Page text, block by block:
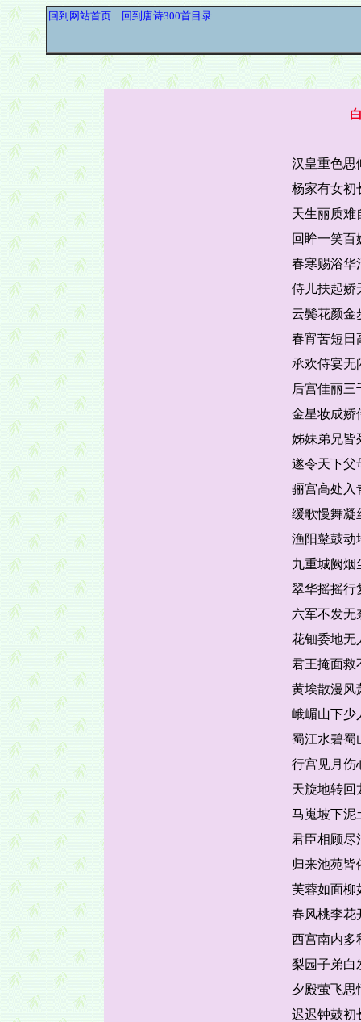
回到网站首页 回到唐诗300首目录
汉皇重色思
杨家有女初
天生丽质难
回眸一笑百
春寒赐浴华
侍儿扶起娇
云鬓花颜金
春宵苦短日
承欢侍宴无
后宫佳丽三
金星妆成娇
姊妹弟兄皆
遂令天下父
骊宫高处入
缓歌慢舞凝
渔阳鼙鼓动
九重城阙烟
翠华摇摇行
六军不发无
花钿委地无
君王掩面救
黄埃散漫风
峨嵋山下少
蜀江水碧蜀
行宫见月伤
天旋地转回
马嵬坡下泥
君臣相顾尽
归来池苑皆
芙蓉如面柳
春风桃李花
西宫南内多
梨园子弟白
夕殿萤飞思
迟迟钟鼓初